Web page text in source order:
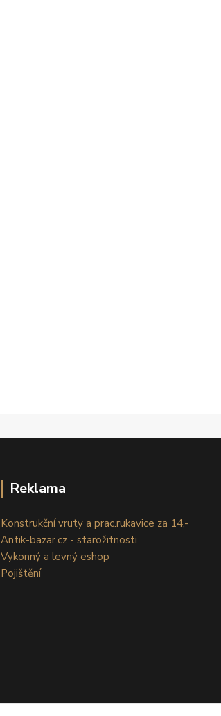
Reklama
Konstrukční vruty a prac.rukavice za 14,-
Antik-bazar.cz - starožitnosti
Vykonný a levný eshop
Pojištění